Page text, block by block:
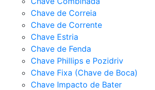
Chave de Correia
Chave de Corrente
Chave Estria
Chave de Fenda
Chave Phillips e Pozidriv
Chave Fixa (Chave de Boca)
Chave Impacto de Bater